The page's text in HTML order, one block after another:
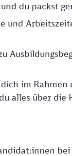
du packst
und
im Rahmen
alles über